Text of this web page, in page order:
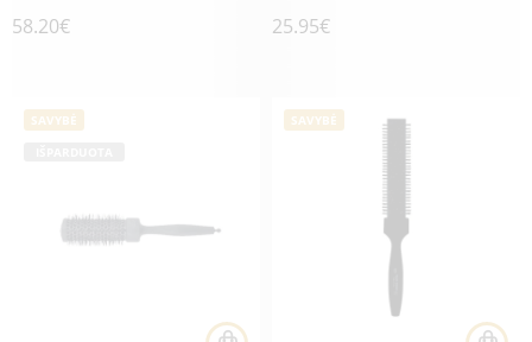
58.20€ 25.95€
SAVYBĖ
SAVYBĖ